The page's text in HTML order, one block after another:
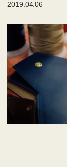
2019.04.06